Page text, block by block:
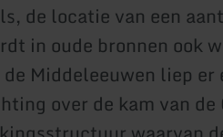
de locatie van een
in oude bronnen ook
Middeleeuwen liep
over de kam van de